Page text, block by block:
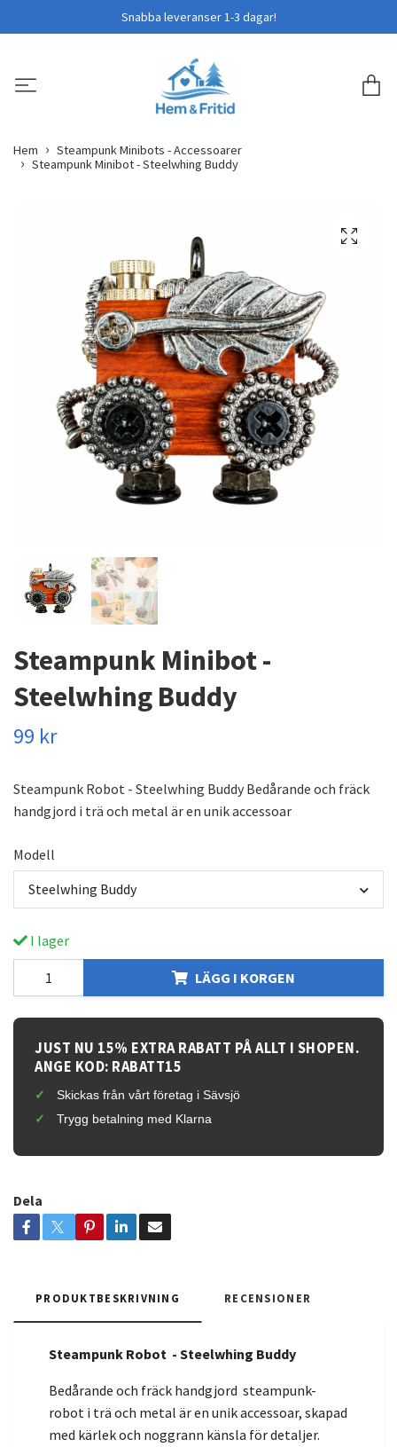
Snabba leveranser 1-3 dagar!
Hem
Steampunk Minibots - Accessoarer
Steampunk Minibot - Steelwhing Buddy
Steampunk Minibot -
Steelwhing Buddy
99 kr
Steampunk Robot - Steelwhing Buddy Bedårande och fräck
handgjord i trä och metal är en unik accessoar
Modell
Steelwhing Buddy
I lager
LÄGG I KORGEN
JUST NU 15% EXTRA RABATT PÅ ALLT I SHOPEN.
ANGE KOD: RABATT15
Skickas från vårt företag i Sävsjö
Trygg betalning med Klarna
Dela
PRODUKTBESKRIVNING RECENSIONER
Steampunk Robot - Steelwhing Buddy
Bedårande och fräck handgjord steampunk-
robot i trä och metal är en unik accessoar, skapad
med kärlek och noggrann känsla för detaljer.